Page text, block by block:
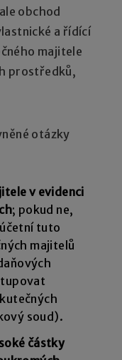
obchod
a řídící
majitele
prostředků,
otázky
v evidenci
; pokud ne,
tuto
majitelů
soud).
částky